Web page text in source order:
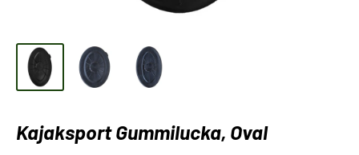
Kajaksport Gummilucka, Oval